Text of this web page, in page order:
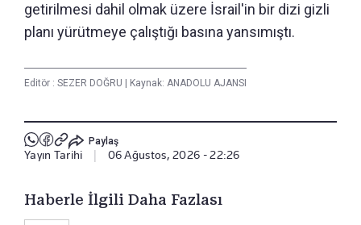
getirilmesi dahil olmak üzere İsrail'in bir dizi gizli
planı yürütmeye çalıştığı basına yansımıştı.
Editör : SEZER DOĞRU Kaynak: ANADOLU AJANSI
Paylaş
Yayın Tarihi 06 Ağustos, 2026 - 22:26
Haberle İlgili Daha Fazlası